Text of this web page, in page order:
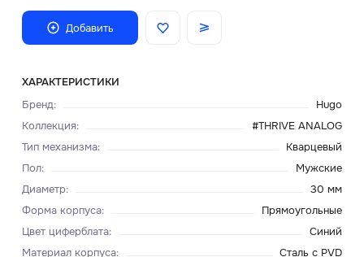
Добавить
ХАРАКТЕРИСТИКИ
Бренд:
Hugo
Коллекция:
#THRIVE ANALOG
Тип механизма:
Кварцевый
Пол:
Мужские
Диаметр:
30 мм
Форма корпуса:
Прямоугольные
Цвет циферблата:
Синий
Материал корпуса:
Сталь с PVD